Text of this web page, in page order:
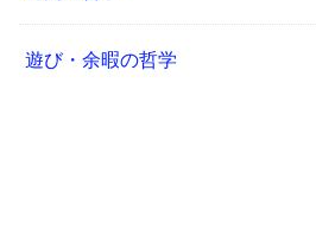
遊び・余暇の哲学